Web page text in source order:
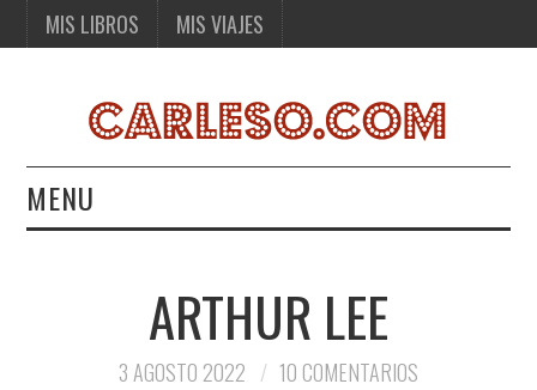
MIS LIBROS MIS VIAJES
MENU
MIS VIAJESARTHUR LEE
3 AGOSTO 2022 10 COMENTARIOS